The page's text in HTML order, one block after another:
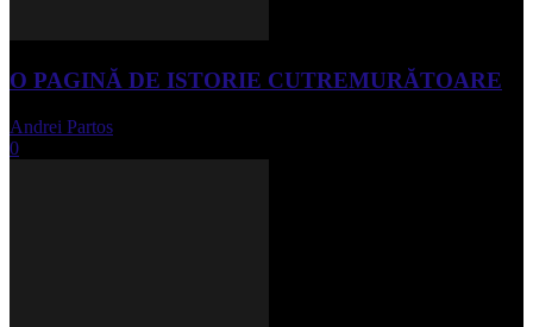
O PAGINĂ DE ISTORIE CUTREMURĂTOARE
Andrei Partos
0